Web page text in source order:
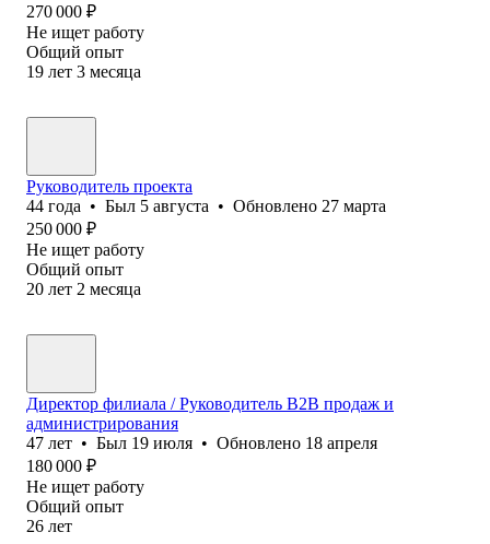
270 000 ₽
Не ищет работу
Общий опыт
19 лет 3 месяца
Руководитель проекта
44 года • Был 5 августа • Обновлено 27 марта
250 000 ₽
Не ищет работу
Общий опыт
20 лет 2 месяца
Директор филиала / Руководитель B2B продаж и
администрирования
47 лет • Был 19 июля • Обновлено 18 апреля
180 000 ₽
Не ищет работу
Общий опыт
26 лет